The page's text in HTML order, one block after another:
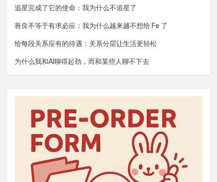
追星完成了它的使命：我为什么不追星了
善良不等于有求必应：我为什么越来越不想给 Fe 了
给每段关系应有的待遇：关系分层让生活更轻松
为什么我和AI聊得起劲，而和某些人聊不下去